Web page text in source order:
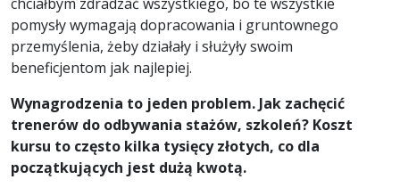
pomysły wymagają dopracowania i gruntownego
przemyślenia, żeby działały i służyły swoim
beneficjentom jak najlepiej.
Wynagrodzenia to jeden problem. Jak zachęcić
trenerów do odbywania stażów, szkoleń? Koszt
kursu to często kilka tysięcy złotych, co dla
początkujących jest dużą kwotą.